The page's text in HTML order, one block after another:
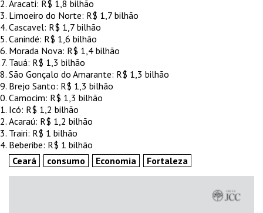
Aracati: R$ 1,8 bilhão
Limoeiro do Norte: R$ 1,7 bilhão
Cascavel: R$ 1,7 bilhão
Canindé: R$ 1,6 bilhão
Morada Nova: R$ 1,4 bilhão
Tauá: R$ 1,3 bilhão
São Gonçalo do Amarante: R$ 1,3 bilhão
Brejo Santo: R$ 1,3 bilhão
Camocim: R$ 1,3 bilhão
Icó: R$ 1,2 bilhão
Acaraú: R$ 1,2 bilhão
Trairi: R$ 1 bilhão
Beberibe: R$ 1 bilhão
Ceará
consumo Economia Fortaleza